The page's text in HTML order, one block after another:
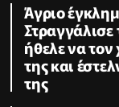
Άγριο
ήθελε να τον
της και
της